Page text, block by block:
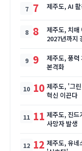
7 제주도, AI
8
제주도, 치매
2027년까지
9
제주도, 풍력
본격화
10 제주도, '그
혁신 이끈다
11 제주도, 진드
사망자 발생
12 제주도, 유네